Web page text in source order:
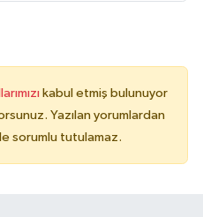
kabul etmiş bulunuyor
Yazılan yorumlardan
sorumlu tutulamaz.